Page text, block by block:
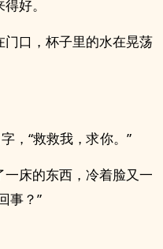
好。
口，杯子里的水在晃荡
，“救救我，求你。”
床的东西，冷着脸又一
事？”